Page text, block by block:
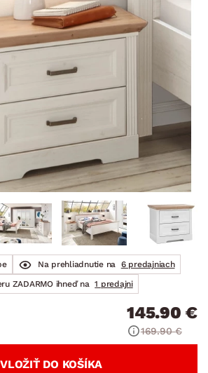
Na prehliadnutie na
6 predajniach
ZADARMO ihneď na 1 predajni
145.90 €
169.90 €
VLOŽIŤ DO KOŠÍKA